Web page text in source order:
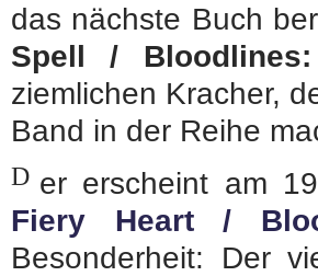
das nächste Buch
Spell /
ziemlichen Kracher,
Band in der Reihe
D er erscheint am
Fiery Heart /
Besonderheit: Der